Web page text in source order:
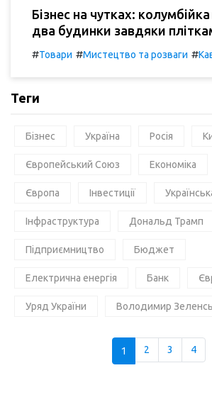
Бізнес на чутках:
два будинки завдяки
#Товари #Мистецтво та розваги #
Теги
Бізнес Україна Росія
Європейський Союз Економіка
Європа Інвестиції
Інфраструктура Дональд Трамп
Підприємництво Бюджет
Електрична енергія Банк
Уряд України Володимир
1 2 3 4